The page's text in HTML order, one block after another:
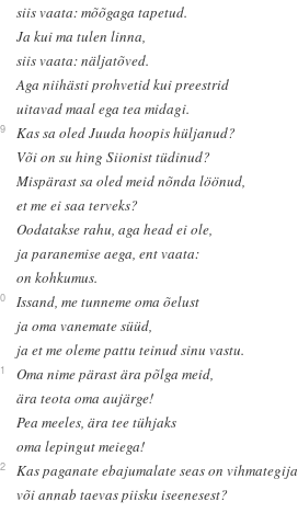
siis vaata: mõõgaga tapetud.
Ja kui ma tulen linna,
siis vaata: näljatõved.
Aga niihästi prohvetid kui preestrid
uitavad maal ega tea midagi.
Kas sa oled Juuda hoopis hüljanud?
Või on su hing Siionist tüdinud?
Mispärast sa oled meid nõnda löönud,
et me ei saa terveks?
Oodatakse rahu, aga head ei ole,
ja paranemise aega, ent vaata:
on kohkumus.
Issand, me tunneme oma õelust
ja oma vanemate süüd,
ja et me oleme pattu teinud sinu vastu.
Oma nime pärast ära põlga meid,
ära teota oma aujärge!
Pea meeles, ära tee tühjaks
oma lepingut meiega!
Kas paganate ebajumalate seas on
või annab taevas piisku iseenesest?